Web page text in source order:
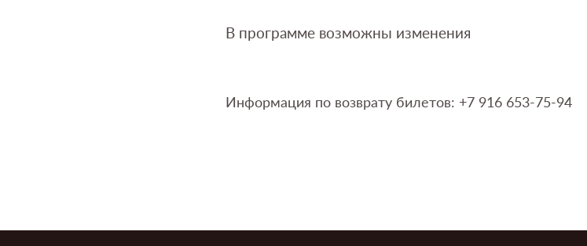
В программе возможны изменения
Информация по возврату билетов: +7 916 653-75-94